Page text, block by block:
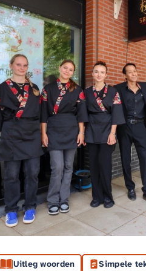
Uitleg woorden Simpele